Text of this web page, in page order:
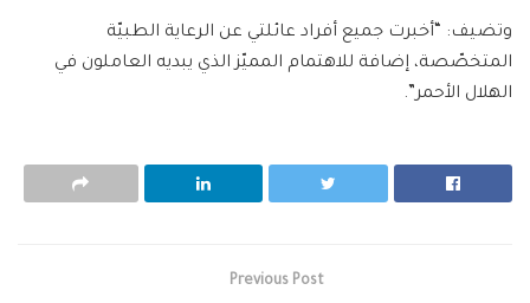
وتضيف: “أخبرت جميع أفراد عائلتي عن الرعاية الطبيّة
المتخصّصة، إضافة للاهتمام المميّز الذي يبديه العاملون في
الهلال الأحمر”.
Previous Post